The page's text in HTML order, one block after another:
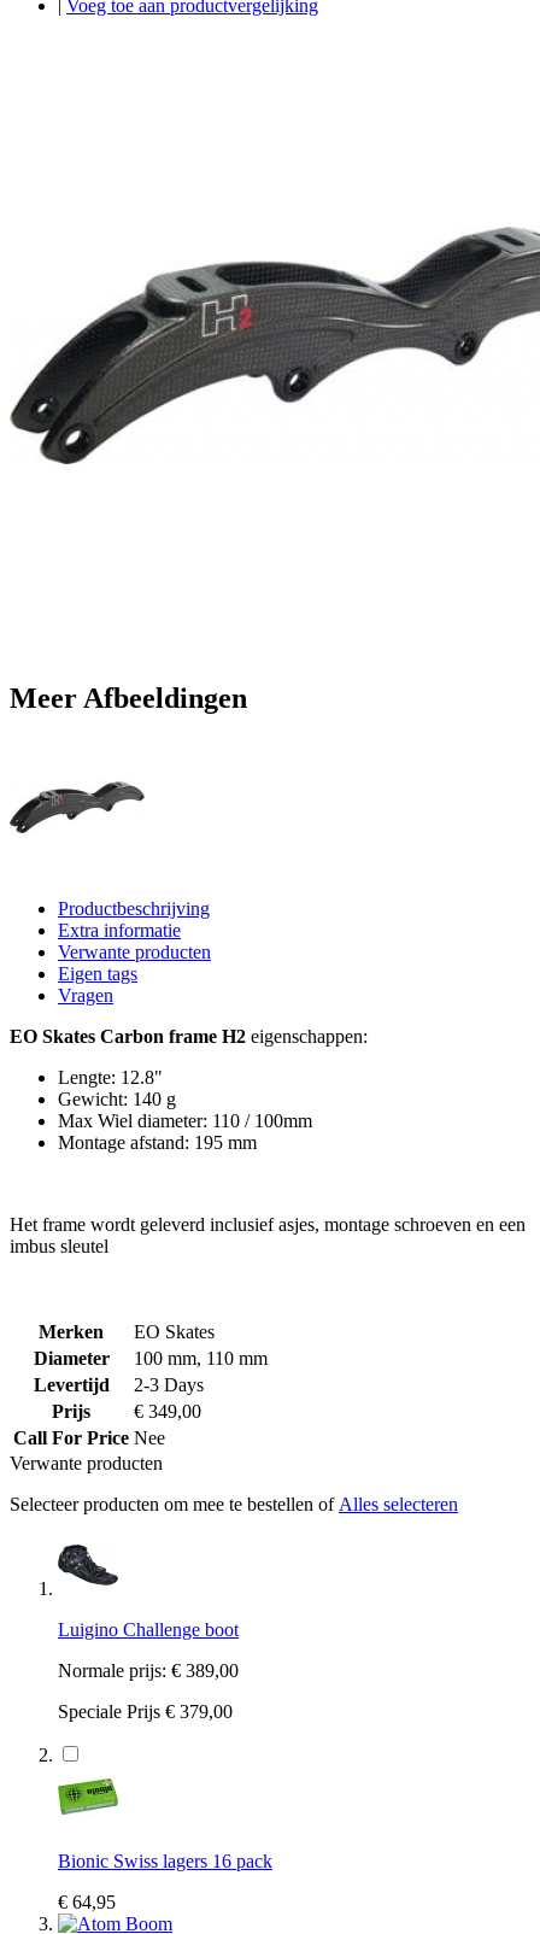
Voeg toe aan productvergelijking
Meer Afbeeldingen
Productbeschrijving
Extra informatie
Verwante producten
Eigen tags
Vragen
EO Skates Carbon frame H2 eigenschappen:
Lengte: 12.8"
Gewicht: 140 g
Max Wiel diameter: 110 / 100mm
Montage afstand: 195 mm
Het frame wordt geleverd inclusief asjes, montage schroeven en een
imbus sleutel
Merken
EO Skates
Diameter
100 mm, 110 mm
Levertijd
2-3 Days
Prijs
€ 349,00
Call For Price Nee
Verwante producten
Selecteer producten om mee te bestellen of Alles selecteren
Luigino Challenge boot
Normale prijs: € 389,00
Speciale Prijs € 379,00
Bionic Swiss lagers 16 pack
€ 64,95